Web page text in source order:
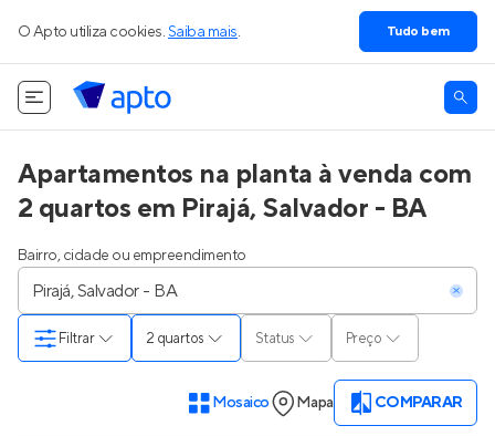
O Apto utiliza cookies. Saiba mais. Tudo bem
Apartamentos na planta à venda com
2 quartos em Pirajá, Salvador - BA
Bairro, cidade ou empreendimento
2 quartos Status Preço
Filtrar
Mosaico Mapa COMPARAR